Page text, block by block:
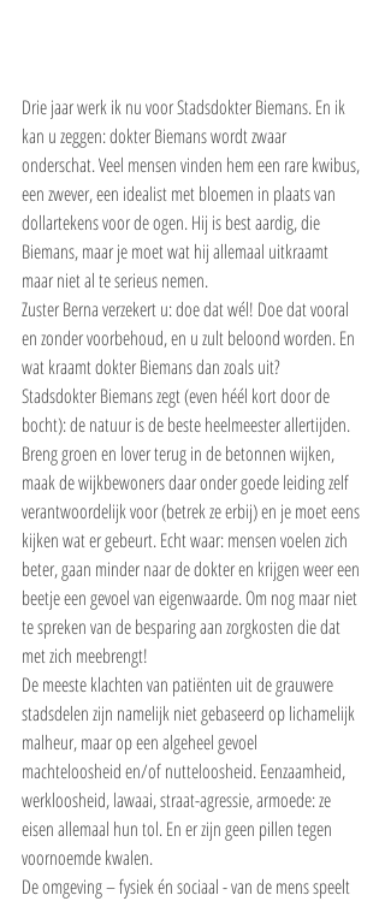
Drie jaar werk ik nu voor Stadsdokter Biemans. En ik
kan u zeggen: dokter Biemans wordt zwaar
onderschat. Veel mensen vinden hem een rare kwibus,
een zwever, een idealist met bloemen in plaats van
dollartekens voor de ogen. Hij is best aardig, die
Biemans, maar je moet wat hij allemaal uitkraamt
maar niet al te serieus nemen.
Zuster Berna verzekert u: doe dat wél! Doe dat vooral
en zonder voorbehoud, en u zult beloond worden. En
wat kraamt dokter Biemans dan zoals uit?
Stadsdokter Biemans zegt (even héél kort door de
bocht): de natuur is de beste heelmeester allertijden.
Breng groen en lover terug in de betonnen wijken,
maak de wijkbewoners daar onder goede leiding zelf
verantwoordelijk voor (betrek ze erbij) en je moet eens
kijken wat er gebeurt. Echt waar: mensen voelen zich
beter, gaan minder naar de dokter en krijgen weer een
beetje een gevoel van eigenwaarde. Om nog maar niet
te spreken van de besparing aan zorgkosten die dat
met zich meebrengt!
De meeste klachten van patiënten uit de grauwere
stadsdelen zijn namelijk niet gebaseerd op lichamelijk
malheur, maar op een algeheel gevoel
machteloosheid en/of nutteloosheid. Eenzaamheid,
werkloosheid, lawaai, straat-agressie, armoede: ze
eisen allemaal hun tol. En er zijn geen pillen tegen
voornoemde kwalen.
De omgeving – fysiek én sociaal - van de mens speelt